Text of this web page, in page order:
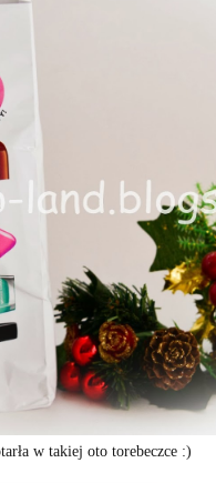
w takiej oto torebeczce :)